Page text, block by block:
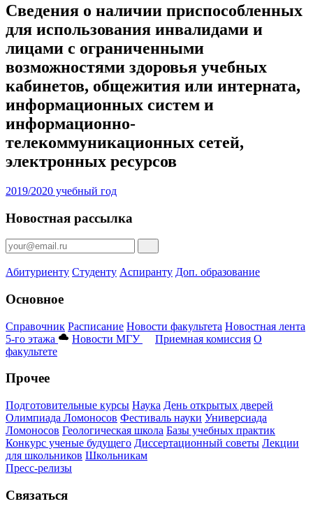
Сведения о наличии приспособленных
для использования инвалидами и
лицами с ограниченными
возможностями здоровья учебных
кабинетов, общежития или интерната,
информационных систем и
информационно-
телекоммуникационных сетей,
электронных ресурсов
2019/2020 учебный год
Новостная рассылка
Абитуриенту Студенту Аспиранту Доп. образование
Основное
Справочник Расписание Новости факультета Новостная лента
5-го этажа
Новости МГУ Приемная комиссия О
факультете
Прочее
Подготовительные курсы Наука День открытых дверей
Олимпиада Ломоносов Фестиваль науки Универсиада
Ломоносов Геологическая школа Базы учебных практик
Конкурс ученые будущего Диссертационный советы Лекции
для школьников Школьникам
Пресс-релизы
Связаться